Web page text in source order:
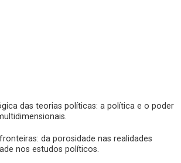
das teorias políticas: a política e o poder
da porosidade nas realidades
nos estudos políticos.